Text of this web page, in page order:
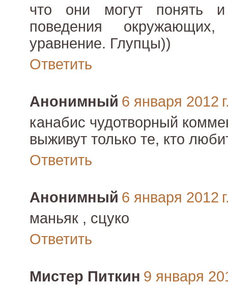
что они могут понять
поведения
уравнение. Глупцы))
Ответить
Анонимный 6 января 2012
канабис чудотворный
выживут только те, кто
Ответить
Анонимный 6 января 2012
маньяк , сцуко
Ответить
Мистер Питкин 9 января